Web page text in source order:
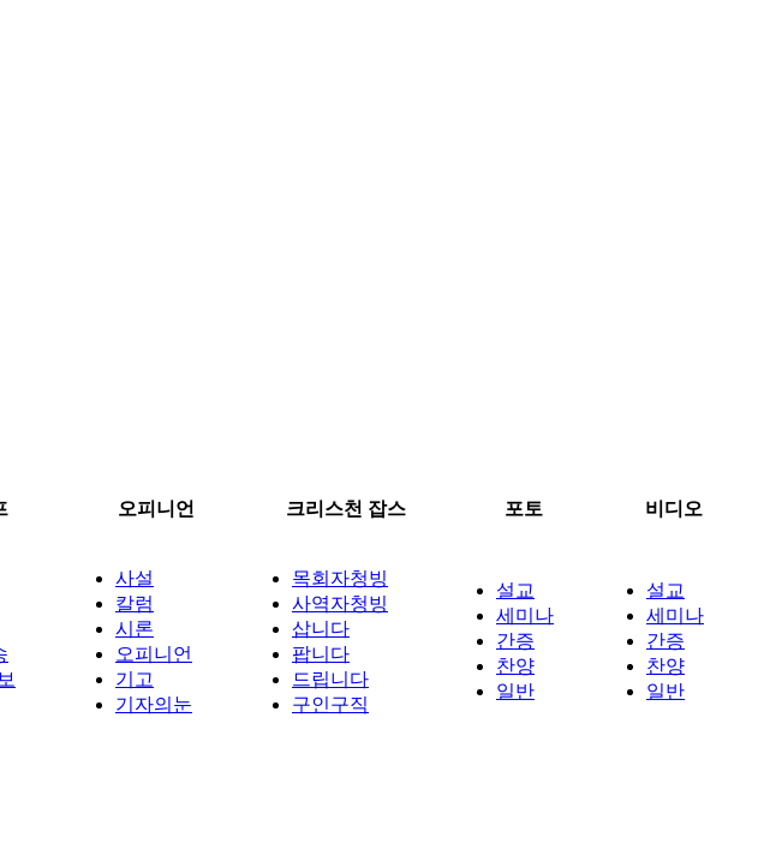
오피니언 크리스천 잡스 포토 비디오
사설
칼럼
시론
오피니언
기고
기자의눈
목회자청빙
사역자청빙
삽니다
팝니다
드립니다
구인구직
설교
세미나
간증
찬양
일반
설교
세미나
간증
찬양
일반